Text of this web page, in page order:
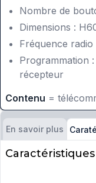
Nombre de
Dimensions :
Fréquence
Programmation
récepteur
Contenu =
En savoir plus